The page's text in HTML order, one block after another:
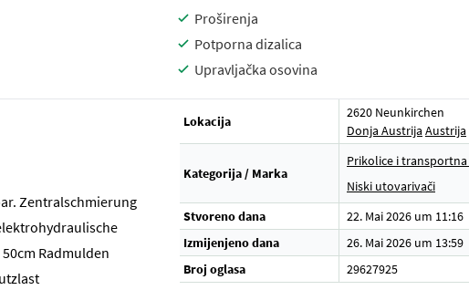
Proširenja
Potporna dizalica
Upravljačka osovina
Zentralschmierung
Radmulden
Lokacija
2620 Neunkirchen
Donja Austrija Austrija
Kategorija / Marka
Prikolice i
Niski utovarivači
Stvoreno dana
22. Mai 2026 um 11:16
Izmijenjeno dana
26. Mai 2026 um 13:59
Broj oglasa
29627925